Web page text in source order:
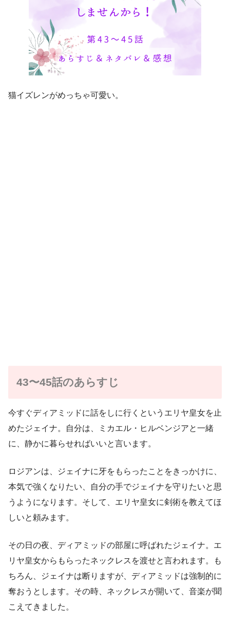
猫イズレンがめっちゃ可愛い。
43〜45話のあらすじ
今すぐディアミッドに話をしに行くというエリヤ皇女を止
めたジェイナ。自分は、ミカエル・ヒルベンジアと一緒
に、静かに暮らせればいいと言います。
ロジアンは、ジェイナに牙をもらったことをきっかけに、
本気で強くなりたい、自分の手でジェイナを守りたいと思
うようになります。そして、エリヤ皇女に剣術を教えてほ
しいと頼みます。
その日の夜、ディアミッドの部屋に呼ばれたジェイナ。エ
リヤ皇女からもらったネックレスを渡せと言われます。も
ちろん、ジェイナは断りますが、ディアミッドは強制的に
奪おうとします。その時、ネックレスが開いて、音楽が聞
こえてきました。